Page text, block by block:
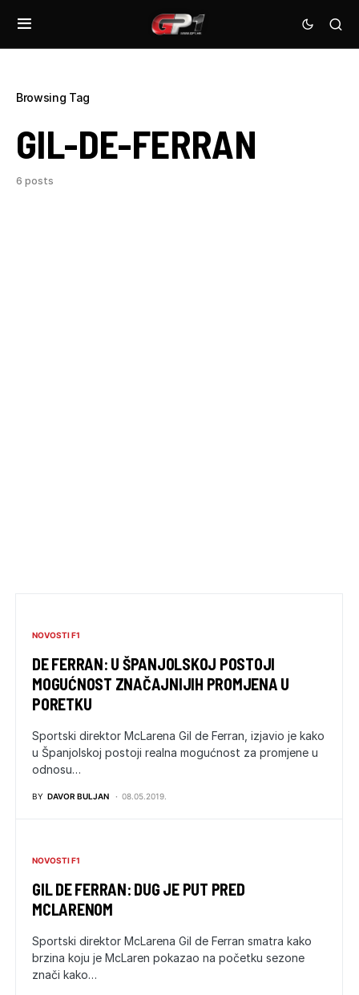
Browsing Tag
GIL-DE-FERRAN
6 posts
NOVOSTI F1
DE FERRAN: U ŠPANJOLSKOJ POSTOJI
MOGUĆNOST ZNAČAJNIJIH PROMJENA U
PORETKU
Sportski direktor McLarena Gil de Ferran, izjavio je kako
u Španjolskoj postoji realna mogućnost za promjene u
odnosu…
BY DAVOR BULJAN 08.05.2019.
NOVOSTI F1
GIL DE FERRAN: DUG JE PUT PRED
MCLARENOM
Sportski direktor McLarena Gil de Ferran smatra kako
brzina koju je McLaren pokazao na početku sezone
znači kako…